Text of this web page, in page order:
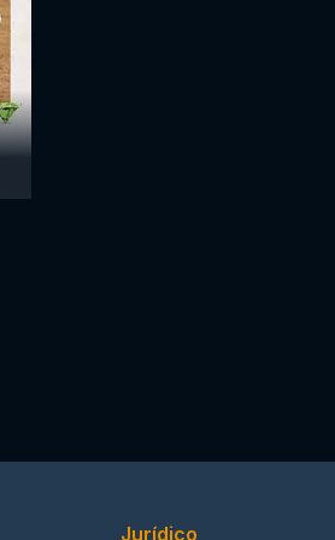
Jurídico